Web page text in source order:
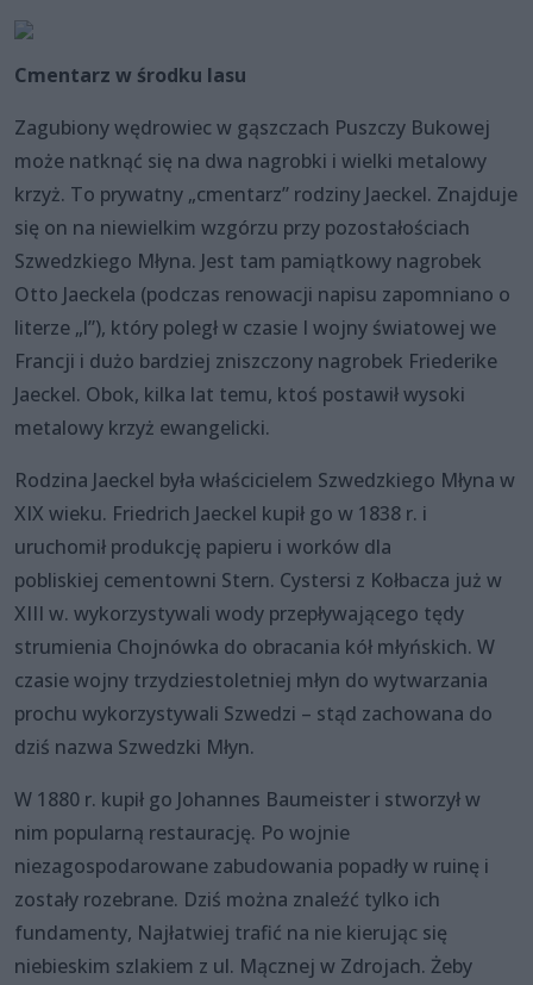
Cmentarz w środku lasu
Zagubiony wędrowiec w gąszczach Puszczy Bukowej
może natknąć się na dwa nagrobki i wielki metalowy
krzyż. To prywatny „cmentarz” rodziny Jaeckel. Znajduje
się on na niewielkim wzgórzu przy pozostałościach
Szwedzkiego Młyna. Jest tam pamiątkowy nagrobek
Otto Jaeckela (podczas renowacji napisu zapomniano o
literze „l”), który poległ w czasie I wojny światowej we
Francji i dużo bardziej zniszczony nagrobek Friederike
Jaeckel. Obok, kilka lat temu, ktoś postawił wysoki
metalowy krzyż ewangelicki.
Rodzina Jaeckel była właścicielem Szwedzkiego Młyna w
XIX wieku. Friedrich Jaeckel kupił go w 1838 r. i
uruchomił produkcję papieru i worków dla
pobliskiej cementowni Stern. Cystersi z Kołbacza już w
XIII w. wykorzystywali wody przepływającego tędy
strumienia Chojnówka do obracania kół młyńskich. W
czasie wojny trzydziestoletniej młyn do wytwarzania
prochu wykorzystywali Szwedzi – stąd zachowana do
dziś nazwa Szwedzki Młyn.
W 1880 r. kupił go Johannes Baumeister i stworzył w
nim popularną restaurację. Po wojnie
niezagospodarowane zabudowania popadły w ruinę i
zostały rozebrane. Dziś można znaleźć tylko ich
fundamenty, Najłatwiej trafić na nie kierując się
niebieskim szlakiem z ul. Mącznej w Zdrojach. Żeby